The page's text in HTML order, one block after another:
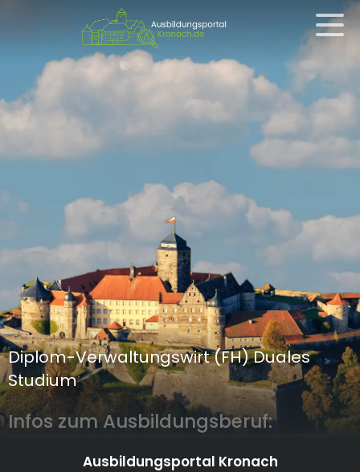
Ausbildungsportal Kronach
Diplom-Verwaltungswirt (FH) Duales
Studium
Infos zum Ausbildungsberuf: